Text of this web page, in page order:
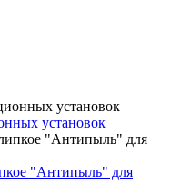
установок
"Антипыль" для